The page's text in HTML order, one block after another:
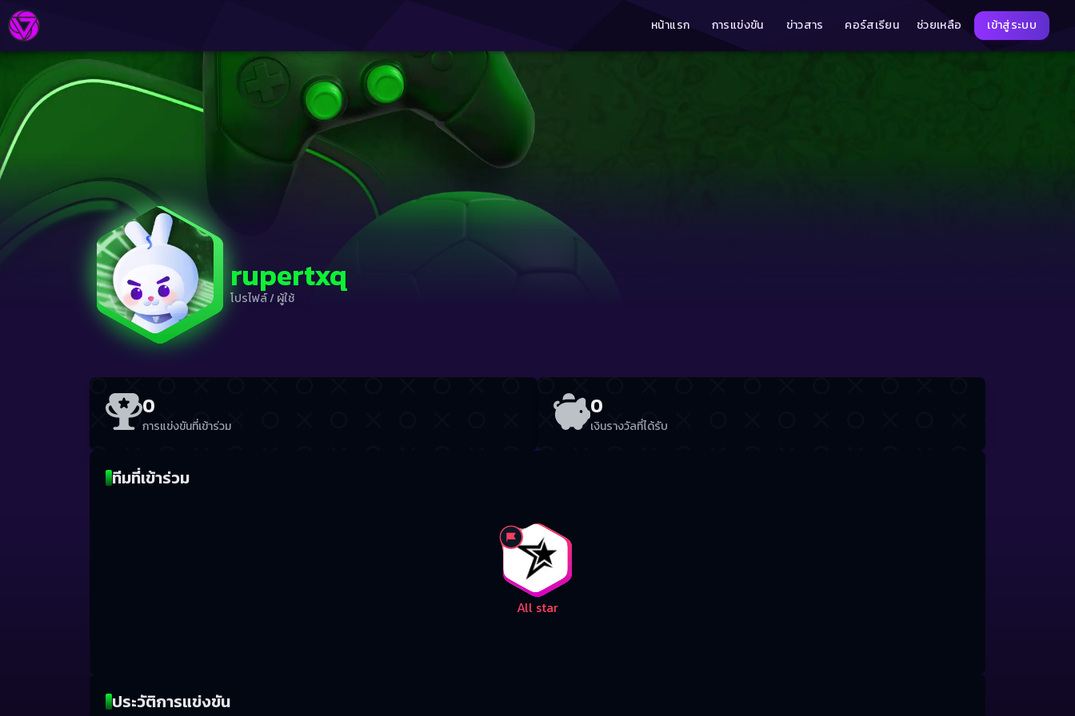
หน้าแรก การแข่งขัน ข่าวสาร คอร์สเรียน ช่วยเหลือ เข้าสู่ระบบ
rupertxq
โปรไฟล์/ผู้ใช้
0
การแข่งขันที่เข้าร่วม
0
เงินรางวัลที่ได้รับ
ทีมที่เข้าร่วม
All star
ประวัติการแข่งขัน